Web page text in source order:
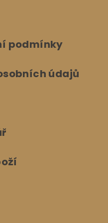
podmínky
údajů